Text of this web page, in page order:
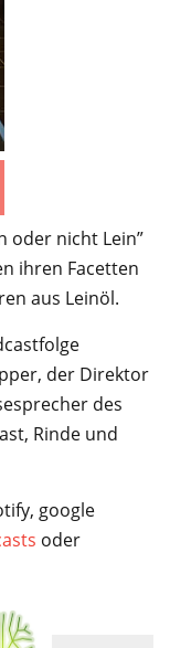
oder nicht Lein”
ihren Facetten
aus Leinöl.
der Direktor
des
Rinde und
google
oder